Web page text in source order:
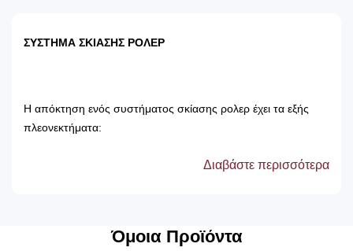
ΣΥΣΤΗΜΑ ΣΚΙΑΣΗΣ ΡΟΛΕΡ
Η απόκτηση ενός συστήματος σκίασης ρολερ έχει τα εξής
πλεονεκτήματα:
μόνο με ένα ελαφρός νωπό βέτεξ ή με
ατμοκαθαριστή.
Διαβάστε περισσότερα
Όμοια Προϊόντα